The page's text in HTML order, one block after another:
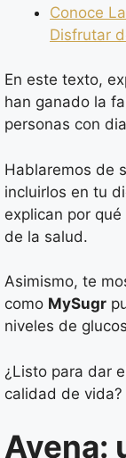
Conoce
Disfrutar
En este texto,
han ganado la
personas con
Hablaremos de
incluirlos en tu
explican por
de la salud.
Asimismo, te
como MySugr
niveles de
¿Listo para dar
calidad de vida?
Avena: